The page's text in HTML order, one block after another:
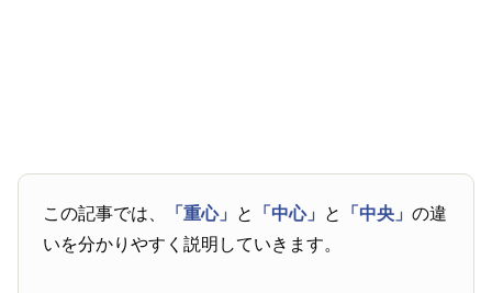
この記事では、 「重心」 と 「中心」 と 「中央」の違
いを分かりやすく説明していきます。